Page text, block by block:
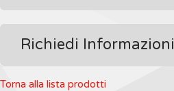
Richiedi Informazioni
Torna alla lista prodotti